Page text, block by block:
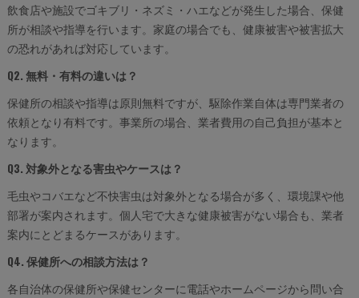
飲食店や施設でゴキブリ・ネズミ・ハエなどが発生した場合、保健
所が相談や指導を行います。家庭の場合でも、健康被害や被害拡大
の恐れがあれば対応しています。
Q2. 無料・有料の違いは？
保健所の相談や指導は原則無料ですが、駆除作業自体は専門業者の
依頼となり有料です。事業所の場合、業者費用の自己負担が基本と
なります。
Q3. 対象外となる害虫やケースは？
毛虫やコバエなど不快害虫は対象外となる場合が多く、環境課や他
部署が案内されます。個人宅で大きな健康被害がない場合も、業者
案内にとどまるケースがあります。
Q4. 保健所への相談方法は？
各自治体の保健所や保健センターに電話やホームページから問い合